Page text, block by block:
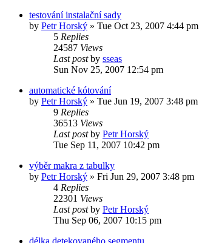
testování instalační sady
by Petr Horský » Tue Oct 23, 2007 4:44 pm
5 Replies
24587 Views
Last postby sseas
Sun Nov 25, 2007 12:54 pm
automatické kótování
by Petr Horský » Tue Jun 19, 2007 3:48 pm
9 Replies
36513 Views
Last postby Petr Horský
Tue Sep 11, 2007 10:42 pm
výběr makra z tabulky
by Petr Horský » Fri Jun 29, 2007 3:48 pm
4 Replies
22301 Views
Last postby Petr Horský
Thu Sep 06, 2007 10:15 pm
délka detekovaného segmentu